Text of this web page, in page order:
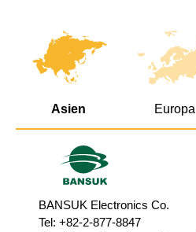
Asien Europa
BANSUK Electronics Co.
Tel: +82-2-877-8847